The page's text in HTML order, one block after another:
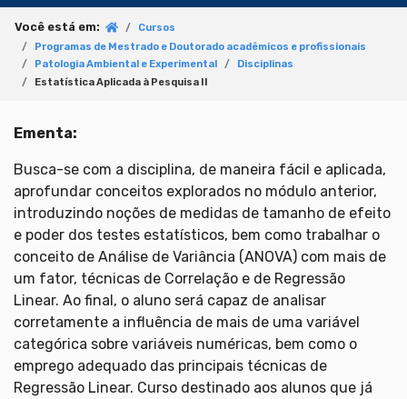
Você está em:
Cursos
Programas de Mestrado e Doutorado acadêmicos e profissionais
Patologia Ambiental e Experimental
Disciplinas
Estatística Aplicada à Pesquisa II
Ementa:
Busca-se com a disciplina, de maneira fácil e aplicada,
aprofundar conceitos explorados no módulo anterior,
introduzindo noções de medidas de tamanho de efeito
e poder dos testes estatísticos, bem como trabalhar o
conceito de Análise de Variância (ANOVA) com mais de
um fator, técnicas de Correlação e de Regressão
Linear. Ao final, o aluno será capaz de analisar
corretamente a influência de mais de uma variável
categórica sobre variáveis numéricas, bem como o
emprego adequado das principais técnicas de
Regressão Linear. Curso destinado aos alunos que já